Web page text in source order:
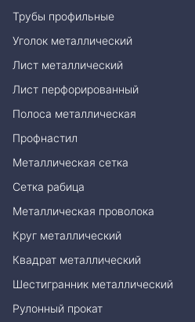
Трубы профильные
Уголок металлический
Лист металлический
Лист перфорированный
Полоса металлическая
Профнастил
Металлическая сетка
Сетка рабица
Металлическая проволока
Круг металлический
Квадрат металлический
Шестигранник металлический
Рулонный прокат